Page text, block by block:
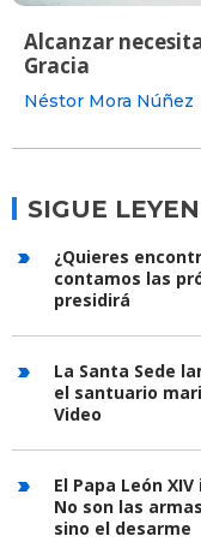
Alcanzar
Gracia
Néstor Mora Núñez
SIGUE
¿Quieres
contamos las
presidirá
La Santa Sede
el santuario
Video
El Papa León
No son las
sino el desarme